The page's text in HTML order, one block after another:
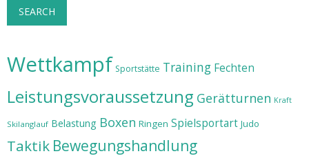
SEARCH
Wettkampf Sportstätte Training Fechten
Leistungsvoraussetzung Gerätturnen Kraft
Skilanglauf Belastung Boxen Ringen Spielsportart Judo
Taktik Bewegungshandlung